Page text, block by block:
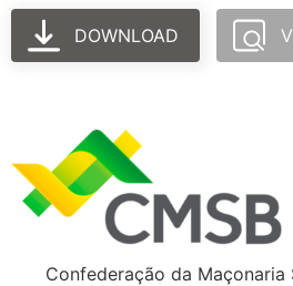
DOWNLOAD
Confederação da Maçonaria